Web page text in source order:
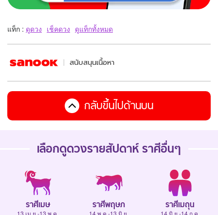
แท็ก : ดูดวง เช็คดวง ดูแท็กทั้งหมด
สนับสนุนเนื้อหา
กลับขึ้นไปด้านบน
เลือกดูดวงรายสัปดาห์ ราศีอื่นๆ
ราศีเมษ
13 เม.ย.-13 พ.ค.
ราศีพฤษภ
14 พ.ค.-13 มิ.ย.
ราศีเมถุน
14 มิ.ย.-14 ก.ค.